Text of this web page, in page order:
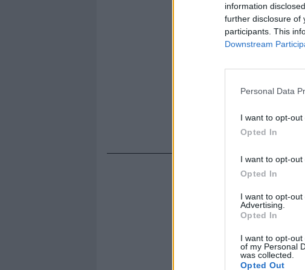
information
further disclosure of
participants. This
Downstream
Personal Data
I want to opt-out
Opted In
I want to opt-out
Opted In
I want to opt-
Advertising.
Opted In
I want to opt-
of my Personal
was collected.
Opted Out